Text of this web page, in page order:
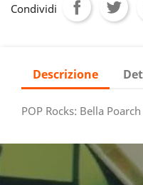
Condividi
Descrizione
POP Rocks: Bella Poarch